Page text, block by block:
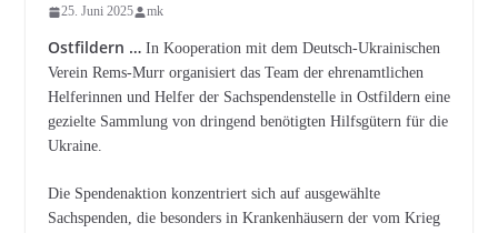
25. Juni 2025 mk
Ostfildern …In Kooperation mit dem Deutsch-Ukrainischen
Verein Rems-Murr organisiert das Team der ehrenamtlichen
Helferinnen und Helfer der Sachspendenstelle in Ostfildern eine
gezielte Sammlung von dringend benötigten Hilfsgütern für die
Ukraine.
Die Spendenaktion konzentriert sich auf ausgewählte
Sachspenden, die besonders in Krankenhäusern der vom Krieg